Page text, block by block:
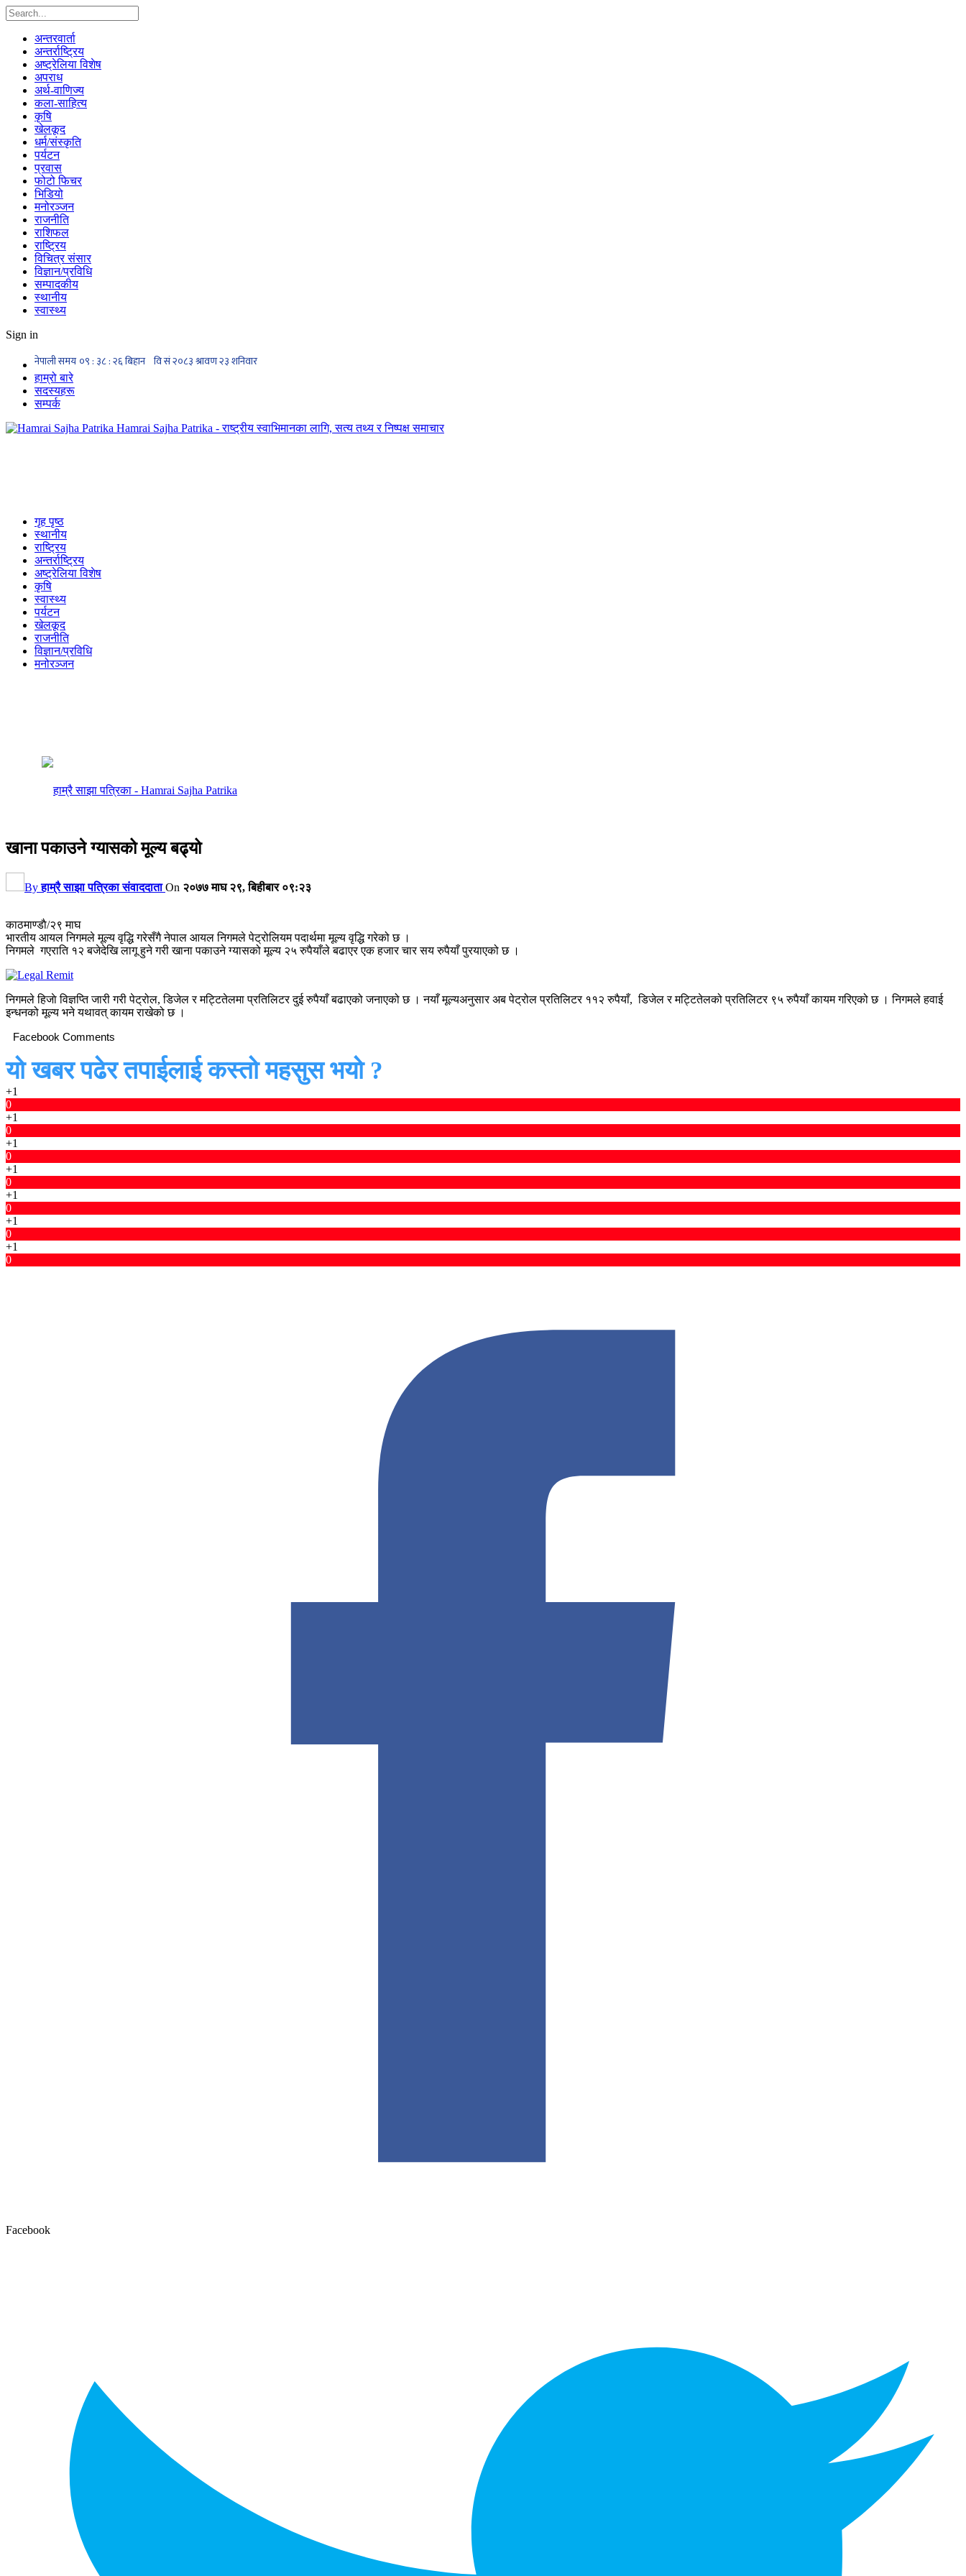
अन्तरवार्ता
अन्तर्राष्ट्रिय
अष्ट्रेलिया विशेष
अपराध
अर्थ-वाणिज्य
कला-साहित्य
कृषि
खेलकूद
धर्म/संस्कृति
पर्यटन
प्रवास
फोटो फिचर
भिडियो
मनोरञ्जन
राजनीति
राशिफल
राष्ट्रिय
विचित्र संसार
विज्ञान/प्रविधि
सम्पादकीय
स्थानीय
स्वास्थ्य
Sign in
हाम्रो बारे
सदस्यहरू
सम्पर्क
Hamrai Sajha Patrika - राष्ट्रीय स्वाभिमानका लागि, सत्य तथ्य र निष्पक्ष समाचार
गृह पृष्ठ
स्थानीय
राष्ट्रिय
अन्तर्राष्ट्रिय
अष्ट्रेलिया विशेष
कृषि
स्वास्थ्य
पर्यटन
खेलकूद
राजनीति
विज्ञान/प्रविधि
मनोरञ्जन
खाना पकाउने ग्यासको मूल्य बढ्यो
Byहाम्रै साझा पत्रिका संवाददाता On २०७७ माघ २९, बिहीबार ०९:२३
काठमाण्डाै/२९ माघ
भारतीय आयल निगमले मूल्य वृद्धि गरेसँगै नेपाल आयल निगमले पेट्रोलियम पदार्थमा मूल्य वृद्धि गरेको छ ।
निगमले गएराति १२ बजेदेखि लागू हुने गरी खाना पकाउने ग्यासको मूल्य २५ रुपैयाँले बढाएर एक हजार चार सय रुपैयाँ पुरयाएको छ ।
निगमले हिजाे विज्ञप्ति जारी गरी पेट्रोल, डिजेल र मट्टितेलमा प्रतिलिटर दुई रुपैयाँ बढाएको जनाएको छ । नयाँ मूल्यअनुसार अब पेट्रोल प्रतिलिटर ११२ रुपैयाँ, डिजेल र मट्टितेलको प्रतिलिटर ९५ रुपैयाँ कायम गरिएको छ । निगमले हवाई
इन्धनको मूल्य भने यथावत् कायम राखेको छ ।
Facebook Comments
यो खबर पढेर तपाईलाई कस्तो महसुस भयो ?
+1
0
+1
0
+1
0
+1
0
+1
0
+1
0
+1
0
Facebook